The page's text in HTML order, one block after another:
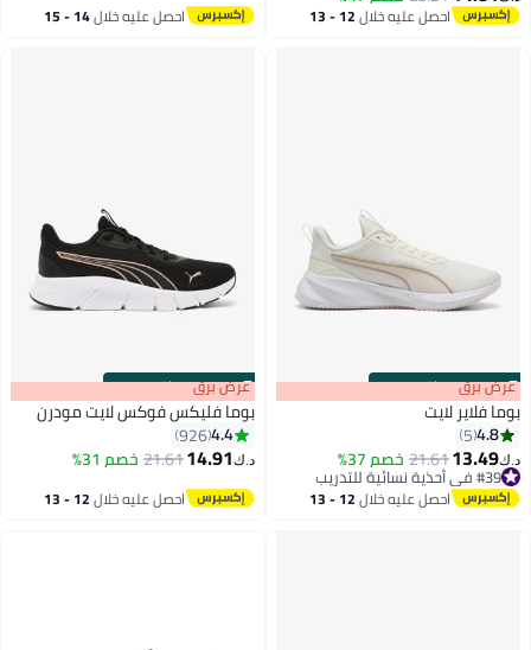
احصل عليه خلال 12 - 13 احصل عليه خلال 14 - 15
00m:00s
·باقي 100% عرض برق
بوما فلاير لايت
4.8
5
د.ك‏13.49
21.61خصم 37%
#39 في أحذية نسائية للتدريب
#39 في أحذية نسائية للتدريب احصل عليه خلال 12 - 13
00m:00s
·باقي 100%
5
عرض برق
بوما فليكس فوكس لايت مودرن
4.4
926
د.ك‏14.91
21.61خصم 31%
احصل عليه خلال 12 - 13